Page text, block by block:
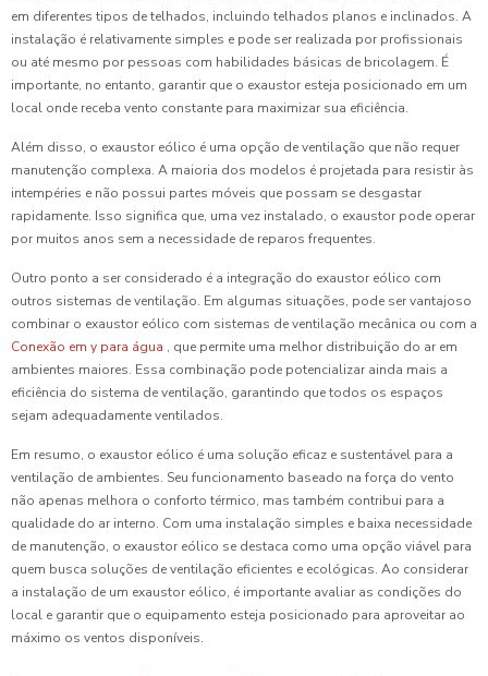
em diferentes tipos de telhados, incluindo telhados planos e inclinados. A
instalação é relativamente simples e pode ser realizada por profissionais
ou até mesmo por pessoas com habilidades básicas de bricolagem. É
importante, no entanto, garantir que o exaustor esteja posicionado em um
local onde receba vento constante para maximizar sua eficiência.
Além disso, o exaustor eólico é uma opção de ventilação que não requer
manutenção complexa. A maioria dos modelos é projetada para resistir às
intempéries e não possui partes móveis que possam se desgastar
rapidamente. Isso significa que, uma vez instalado, o exaustor pode operar
por muitos anos sem a necessidade de reparos frequentes.
Outro ponto a ser considerado é a integração do exaustor eólico com
outros sistemas de ventilação. Em algumas situações, pode ser vantajoso
combinar o exaustor eólico com sistemas de ventilação mecânica ou com a
Conexão em y para água , que permite uma melhor distribuição do ar em
ambientes maiores. Essa combinação pode potencializar ainda mais a
eficiência do sistema de ventilação, garantindo que todos os espaços
sejam adequadamente ventilados.
Em resumo, o exaustor eólico é uma solução eficaz e sustentável para a
ventilação de ambientes. Seu funcionamento baseado na força do vento
não apenas melhora o conforto térmico, mas também contribui para a
qualidade do ar interno. Com uma instalação simples e baixa necessidade
de manutenção, o exaustor eólico se destaca como uma opção viável para
quem busca soluções de ventilação eficientes e ecológicas. Ao considerar
a instalação de um exaustor eólico, é importante avaliar as condições do
local e garantir que o equipamento esteja posicionado para aproveitar ao
máximo os ventos disponíveis.